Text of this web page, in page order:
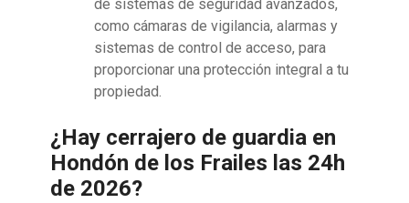
de sistemas de seguridad avanzados,
como cámaras de vigilancia, alarmas y
sistemas de control de acceso, para
proporcionar una protección integral a tu
propiedad.
¿Hay cerrajero de guardia en
Hondón de los Frailes las 24h
de 2026?